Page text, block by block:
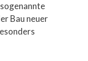
Bau neuer